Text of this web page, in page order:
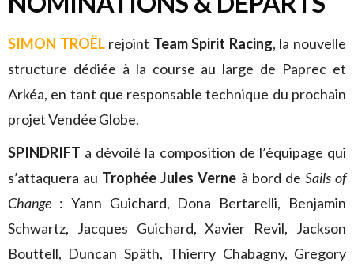
SIMON TROËLrejoint Team Spirit Racing, la nouvelle
structure dédiée à la course au large de Paprec et
Arkéa, en tant que responsable technique du prochain
projet Vendée Globe.
SPINDRIFT a dévoilé la composition de l’équipage qui
s’attaquera au Trophée Jules Verne à bord de Sails of
Change : Yann Guichard, Dona Bertarelli, Benjamin
Schwartz, Jacques Guichard, Xavier Revil, Jackson
Bouttell, Duncan Späth, Thierry Chabagny, Gregory